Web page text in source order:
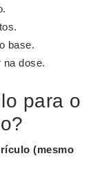
base.
na dose.
para o
(mesmo